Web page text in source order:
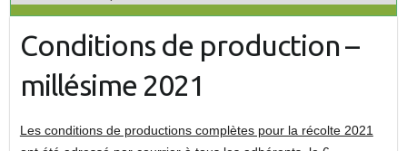
Conditions de production –
millésime 2021
Les conditions de productions complètes pour la récolte 2021